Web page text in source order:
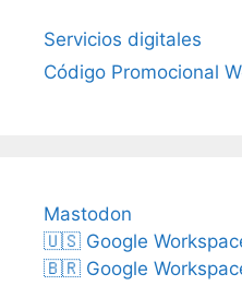
Servicios digitales
Código Promocional
Mastodon
🇺🇸 Google
🇧🇷 Google